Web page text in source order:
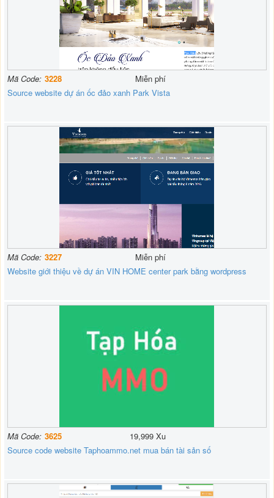
Mã Code: 3228
Miễn phí
Source website dự án ốc đảo xanh Park Vista
Mã Code: 3227
Miễn phí
Website giới thiệu về dự án VIN HOME center park bằng wordpress
Mã Code: 3625
19,999 Xu
Source code website Taphoammo.net mua bán tài sản số